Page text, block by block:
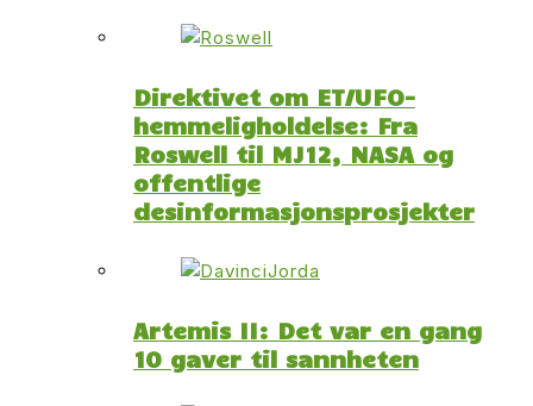
Direktivet om ET/UFO-
hemmeligholdelse: Fra
Roswell til MJ12, NASA og
offentlige
desinformasjonsprosjekter
Artemis II: Det var en gang
10 gaver til sannheten